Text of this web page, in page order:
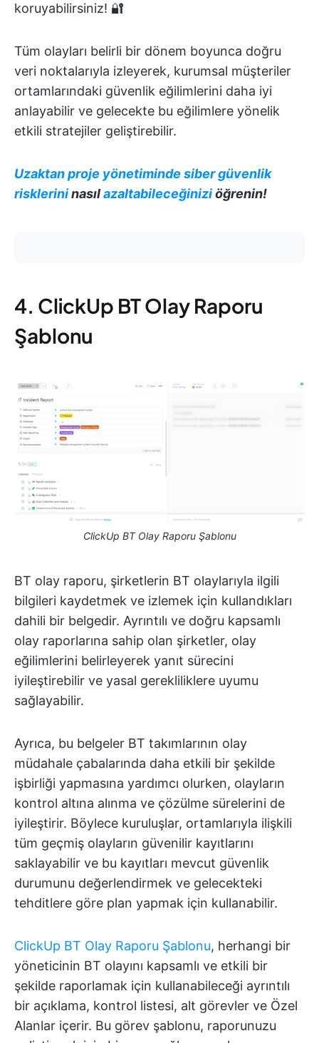
koruyabilirsiniz! 🔐
Tüm olayları belirli bir dönem boyunca doğru
veri noktalarıyla izleyerek, kurumsal müşteriler
ortamlarındaki güvenlik eğilimlerini daha iyi
anlayabilir ve gelecekte bu eğilimlere yönelik
etkili stratejiler geliştirebilir.
Uzaktan proje yönetiminde siber güvenlik
risklerininasılazaltabileceğiniziöğrenin!
4. ClickUp BT Olay Raporu
Şablonu
ClickUp BT Olay Raporu Şablonu
BT olay raporu, şirketlerin BT olaylarıyla ilgili
bilgileri kaydetmek ve izlemek için kullandıkları
dahili bir belgedir. Ayrıntılı ve doğru kapsamlı
olay raporlarına sahip olan şirketler, olay
eğilimlerini belirleyerek yanıt sürecini
iyileştirebilir ve yasal gerekliliklere uyumu
sağlayabilir.
Ayrıca, bu belgeler BT takımlarının olay
müdahale çabalarında daha etkili bir şekilde
işbirliği yapmasına yardımcı olurken, olayların
kontrol altına alınma ve çözülme sürelerini de
iyileştirir. Böylece kuruluşlar, ortamlarıyla ilişkili
tüm geçmiş olayların güvenilir kayıtlarını
saklayabilir ve bu kayıtları mevcut güvenlik
durumunu değerlendirmek ve gelecekteki
tehditlere göre plan yapmak için kullanabilir.
ClickUp BT Olay Raporu Şablonu, herhangi bir
yöneticinin BT olayını kapsamlı ve etkili bir
şekilde raporlamak için kullanabileceği ayrıntılı
bir açıklama, kontrol listesi, alt görevler ve Özel
Alanlar içerir. Bu görev şablonu, raporunuzu